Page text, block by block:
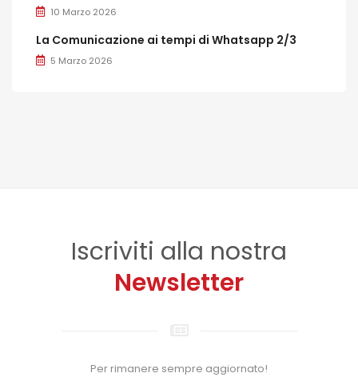
10 Marzo 2026
La Comunicazione ai tempi di Whatsapp 2/3
5 Marzo 2026
Iscriviti alla nostra
Newsletter
Per rimanere sempre aggiornato!